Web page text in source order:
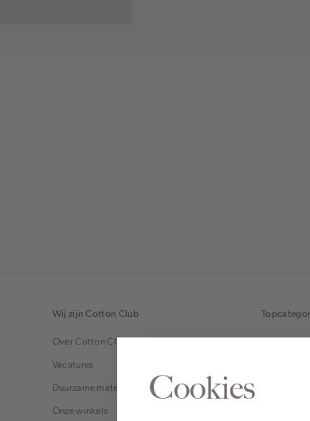
Wij zijn Cotton Club
Over Cotton Club
Vacatures
Duurzame materialen
Onze winkels
Blouses
Cookies